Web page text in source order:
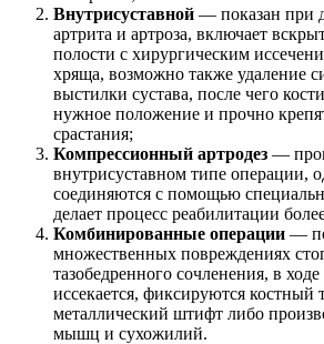
Внутрисуставной — показан при
артрита и артроза, включает
полости с хирургическим
хряща, возможно также удаление
выстилки сустава, после чего
нужное положение и прочно
срастания;
Компрессионный артродез —
внутрисуставном типе операции,
соединяются с помощью
делает процесс реабилитации
Комбинированные операции —
множественных повреждениях
тазобедренного сочленения, в
иссекается, фиксируются костный
металлический штифт либо
мышц и сухожилий.